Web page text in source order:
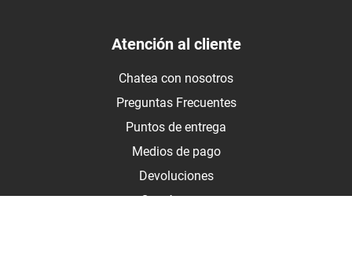
Atención al cliente
Chatea con nosotros
Preguntas Frecuentes
Puntos de entrega
Medios de pago
Devoluciones
Contáctanos